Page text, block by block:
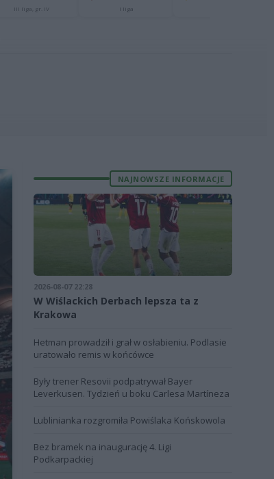
III liga, gr. IV I liga
NAJNOWSZE INFORMACJE
2026-08-07 22:28
W Wiślackich Derbach lepsza ta z
Krakowa
Hetman prowadził i grał w osłabieniu. Podlasie
uratowało remis w końcówce
Były trener Resovii podpatrywał Bayer
Leverkusen. Tydzień u boku Carlesa Martíneza
Lublinianka rozgromiła Powiślaka Końskowola
Bez bramek na inaugurację 4. Ligi
Podkarpackiej